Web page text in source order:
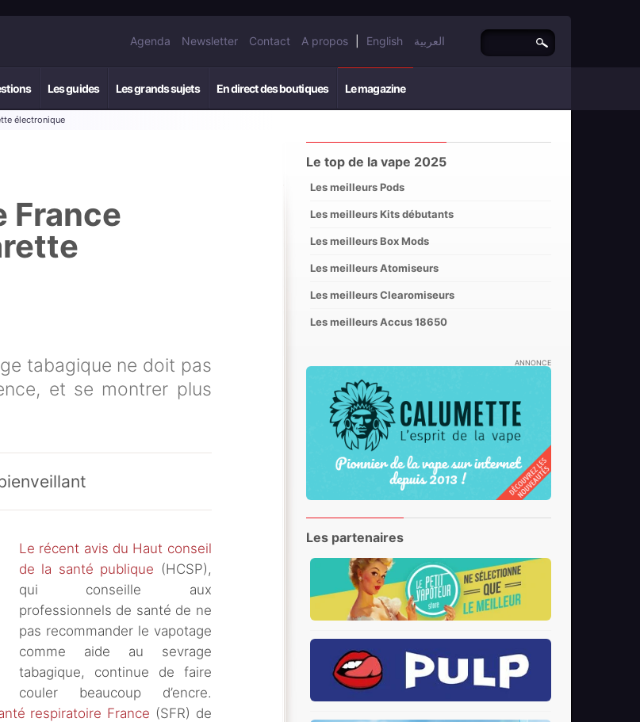
Agenda Newsletter Contact A propos English العربية
Les guides Les grands sujets En direct des boutiques Le magazine
électronique
France
tabagique ne doit pas
et se montrer plus
Le récent avis du Haut conseil
de la santé publique (HCSP),
qui conseille aux
professionnels de santé de ne
pas recommander le vapotage
comme aide au sevrage
tabagique, continue de faire
couler beaucoup d’encre.
respiratoire France (SFR) de
Le top de la vape 2025
Les meilleurs Pods
Les meilleurs Kits débutants
Les meilleurs Box Mods
Les meilleurs Atomiseurs
Les meilleurs Clearomiseurs
Les meilleurs Accus 18650
ANNONCE
Les partenaires